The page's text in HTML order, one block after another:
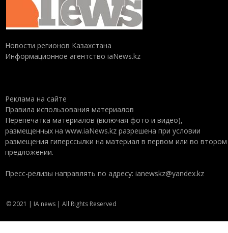
Новости регионов Казахстана
Информационное агентство iaNews.kz
Реклама на сайте
Правила использования материалов
Перепечатка материалов (включая фото и видео),
размещенных на www.iaNews.kz разрешена при условии
размещения гиперссылки на материал в первом или во втором
предложении.
Пресс-релизы направлять по адресу: ianewskz@yandex.kz
© 2021 | IA news | All Rights Reserved